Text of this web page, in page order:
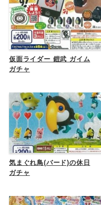
仮面ライダー 鎧武 ガイム
ガチャ
気まぐれ鳥(バード)の休日
ガチャ